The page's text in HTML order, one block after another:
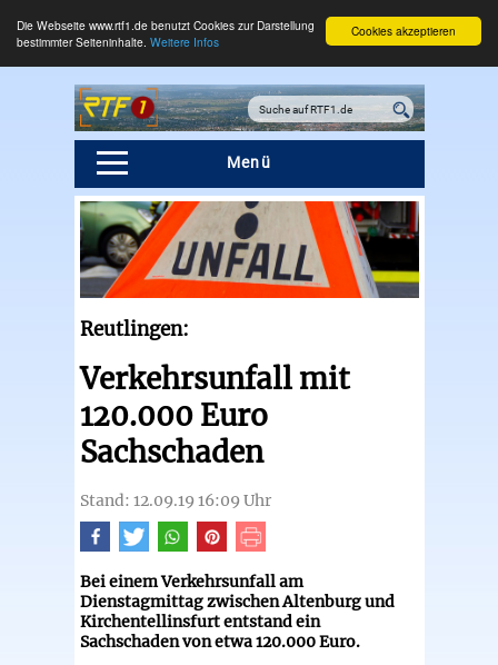
Cookies akzeptieren
Die Webseite www.rtf1.de benutzt Cookies zur Darstellung
bestimmter Seiteninhalte. Weitere Infos
Menü
Reutlingen:
Verkehrsunfall mit
120.000 Euro
Sachschaden
Stand: 12.09.19 16:09 Uhr
Bei einem Verkehrsunfall am
Dienstagmittag zwischen Altenburg und
Kirchentellinsfurt entstand ein
Sachschaden von etwa 120.000 Euro.